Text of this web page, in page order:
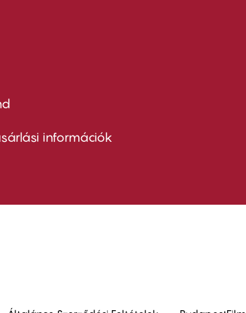
információk